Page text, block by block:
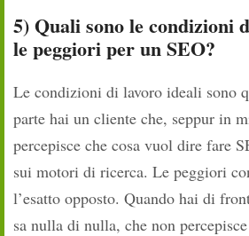
5) Quali sono le condizioni
le peggiori per un SEO?
Le condizioni di lavoro ideali sono
parte hai un cliente che, seppur in
percepisce che cosa vuol dire fare
sui motori di ricerca. Le peggiori
l’esatto opposto. Quando hai di
sa nulla di nulla, che non